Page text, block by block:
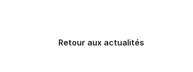
Retour aux actualités